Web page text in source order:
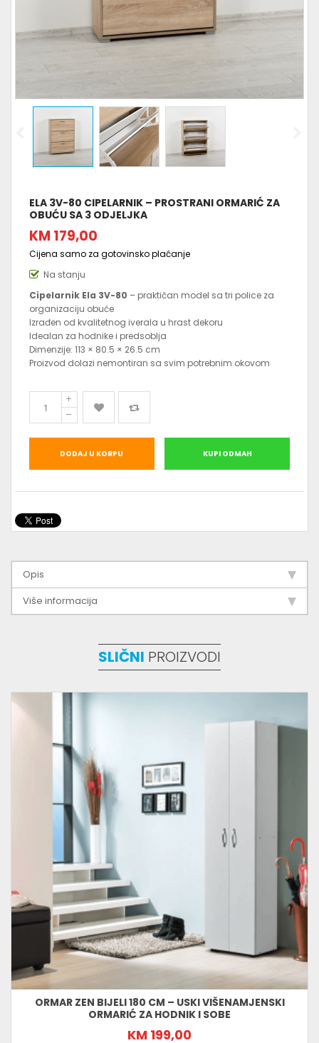
ELA 3V-80 CIPELARNIK – PROSTRANI ORMARIĆ ZA
OBUĆU SA 3 ODJELJKA
KM 179,00
Cijena samo za gotovinsko plaćanje
Na stanju
Cipelarnik Ela 3V-80 – praktičan model sa tri police za
organizaciju obuće
Izrađen od kvalitetnog iverala u hrast dekoru
Idealan za hodnike i predsoblja
Dimenzije: 113 × 80.5 × 26.5 cm
Proizvod dolazi nemontiran sa svim potrebnim okovom
DODAJ U KORPU KUPI ODMAH
Opis
Više informacija
SLIČNI PROIZVODI
ORMAR ZEN BIJELI 180 CM – USKI VIŠENAMJENSKI
ORMARIĆ ZA HODNIK I SOBE
KM 199,00